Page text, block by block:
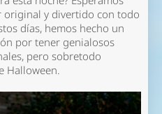
original y divertido con todo
días, hemos hecho un
por tener genialosos
pero sobretodo
Halloween.